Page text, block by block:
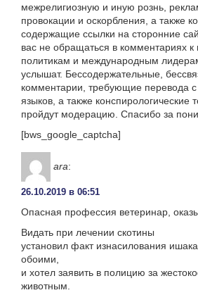
межрелигиозную и иную рознь,
провокации и оскорбления, а также
содержащие ссылки на сторонние
вас не обращаться в комментариях к
политикам и международным
услышат. Бессодержательные,
комментарии, требующие перевода с
языков, а также конспирологические
пройдут модерацию. Спасибо за
[bws_google_captcha]
ara:
26.10.2019 в 06:51
Опасная профессия ветеринар,
Видать при лечении скотины
установил факт изнасилования
обоими,
и хотел заявить в полицию за
животным.